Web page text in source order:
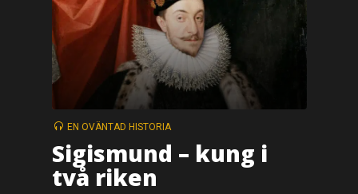
EN OVÄNTAD HISTORIA
Sigismund – kung i
två riken